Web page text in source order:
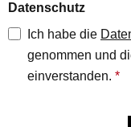
Datenschutz
Ich habe die
genommen und
einverstanden. *